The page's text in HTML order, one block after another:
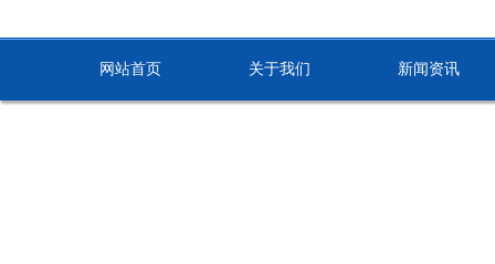
网站首页 关于我们 新闻资讯